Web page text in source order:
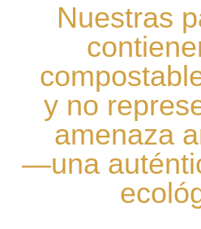
Nuestras
y no
amenaza
—una